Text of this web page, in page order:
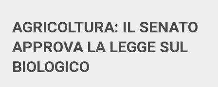
AGRICOLTURA: IL SENATO
APPROVA LA LEGGE SUL
BIOLOGICO